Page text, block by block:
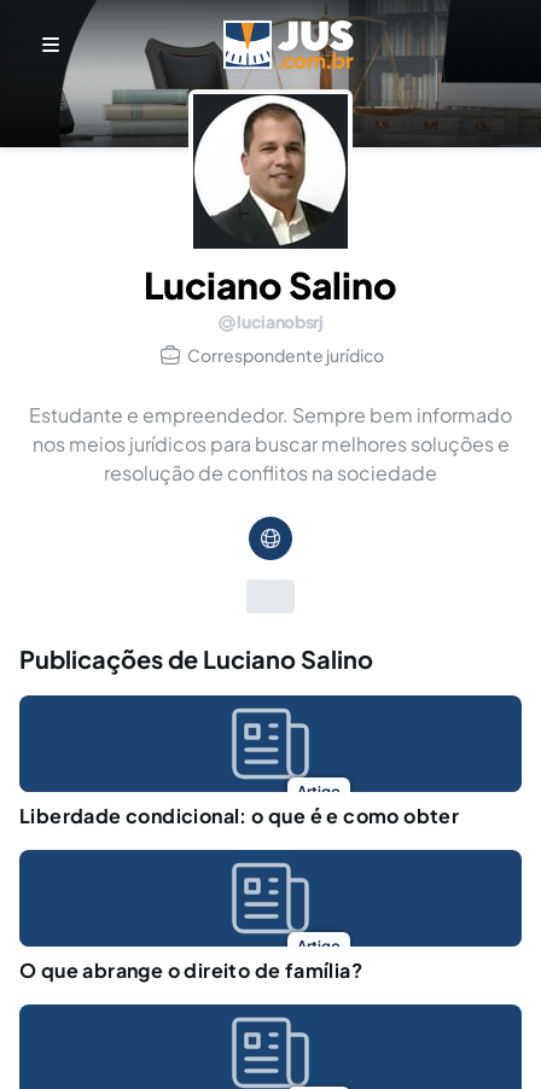
Luciano Salino
lucianobsrj
Correspondente jurídico
Estudante e empreendedor. Sempre bem informado
nos meios jurídicos para buscar melhores soluções e
resolução de conflitos na sociedade
Publicações de Luciano Salino
Artigo
Liberdade condicional: o que é e como obter
Artigo
O que abrange o direito de família?